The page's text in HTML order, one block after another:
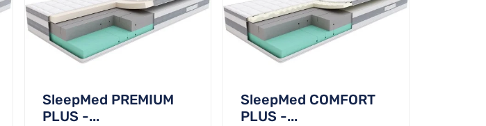
SleepMed PREMIUM
PLUS -...
SleepMed COMFORT
PLUS -...